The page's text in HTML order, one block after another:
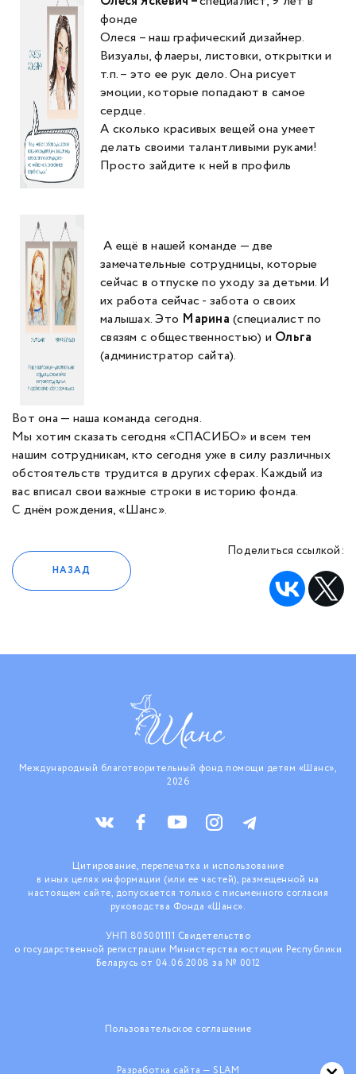
фонде
Олеся – наш графический дизайнер.
Визуалы, флаеры, листовки, открытки и
т.п. – это ее рук дело. Она рисует
эмоции, которые попадают в самое
сердце.
А сколько красивых вещей она умеет
делать своими талантливыми руками!
Просто зайдите к ней в профиль
А ещё в нашей команде — две
замечательные сотрудницы, которые
сейчас в отпуске по уходу за детьми. И
их работа сейчас - забота о своих
малышах. Это Марина (специалист по
связям с общественностью) и Ольга
(администратор сайта).
Вот она — наша команда сегодня.
Мы хотим сказать сегодня «СПАСИБО» и всем тем
нашим сотрудникам, кто сегодня уже в силу различных
обстоятельств трудится в других сферах. Каждый из
вас вписал свои важные строки в историю фонда.
С днём рождения, «Шанс».
НАЗАД
Поделиться ссылкой:
Международный благотворительный фонд помощи детям «Шанс»,
2026
Цитирование, перепечатка и использование
в иных целях информации (или ее частей), размещенной на
настоящем сайте, допускается только с письменного согласия
руководства Фонда «Шанс».
УНП 805001111 Свидетельство
о государственной регистрации Министерства юстиции Республики
Беларусь от 04.06.2008 за № 0012
Пользовательское соглашение
Разработка сайта — SLAM